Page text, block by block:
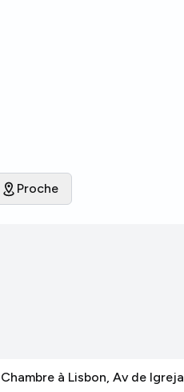
Proche
Chambre à Lisbon, Av de Igreja